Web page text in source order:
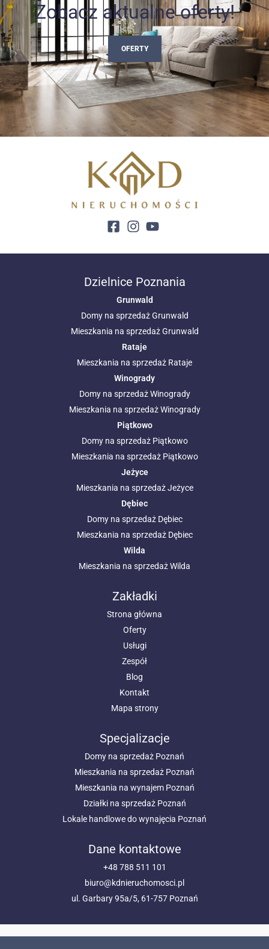
Zobacz aktualne oferty!
OFERTY
Dzielnice Poznania
Grunwald
Domy na sprzedaż Grunwald
Mieszkania na sprzedaż Grunwald
Rataje
Mieszkania na sprzedaż Rataje
Winogrady
Domy na sprzedaż Winogrady
Mieszkania na sprzedaż Winogrady
Piątkowo
Domy na sprzedaż Piątkowo
Mieszkania na sprzedaż Piątkowo
Jeżyce
Mieszkania na sprzedaż Jeżyce
Dębiec
Domy na sprzedaż Dębiec
Mieszkania na sprzedaż Dębiec
Wilda
Mieszkania na sprzedaż Wilda
Zakładki
Strona główna
Oferty
Usługi
Zespół
Blog
Kontakt
Mapa strony
Specjalizacje
Domy na sprzedaż Poznań
Mieszkania na sprzedaż Poznań
Mieszkania na wynajem Poznań
Działki na sprzedaż Poznań
Lokale handlowe do wynajęcia Poznań
Dane kontaktowe
+48 788 511 101
biuro@kdnieruchomosci.pl
ul. Garbary 95a/5, 61-757 Poznań